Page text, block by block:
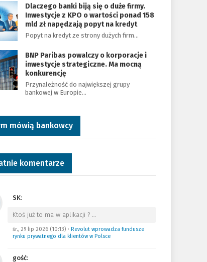
Dlaczego banki biją się o duże firmy.
Inwestycje z KPO o wartości ponad 158
mld zł napędzają popyt na kredyt
Popyt na kredyt ze strony dużych firm…
BNP Paribas powalczy o korporacje i
inwestycje strategiczne. Ma mocną
konkurencję
Przynależność do największej grupy
bankowej w Europie…
mówią bankowcy
komentarze
SK:
Ktoś już to ma w aplikacji ? …
śr., 29 lip 2026 (10:13)• Revolut wprowadza fundusze
rynku prywatnego dla klientów w Polsce
gość: